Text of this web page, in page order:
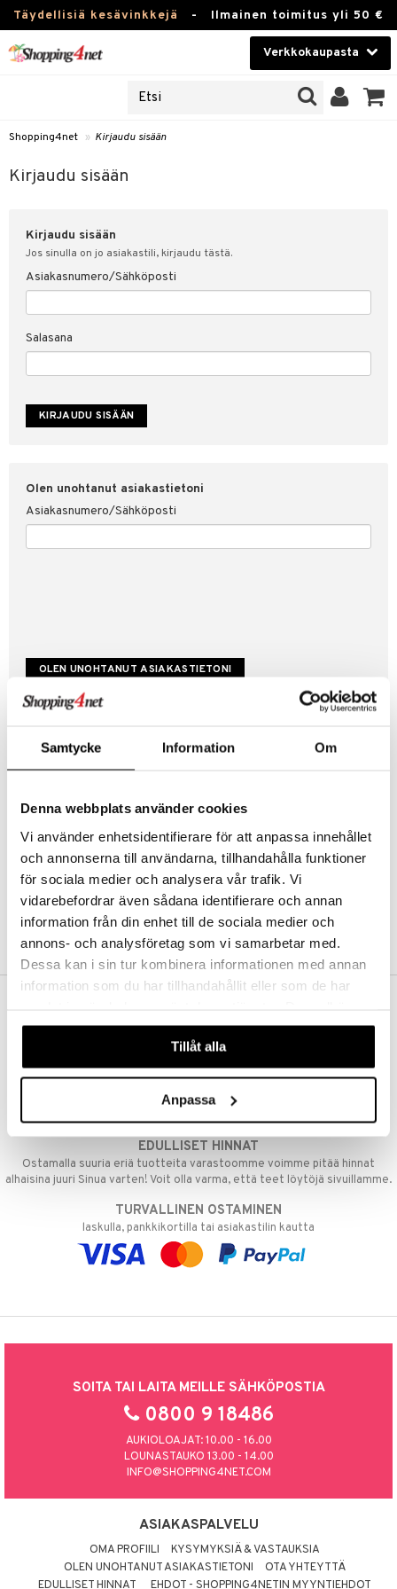
Samtycke Information Om
Denna webbplats använder cookies
Vi använder enhetsidentifierare för att anpassa innehållet
och annonserna till användarna, tillhandahålla funktioner
för sociala medier och analysera vår trafik. Vi
vidarebefordrar även sådana identifierare och annan
information från din enhet till de sociala medier och
annons- och analysföretag som vi samarbetar med.
Dessa kan i sin tur kombinera informationen med annan
information som du har tillhandahållit eller som de har
våra cookies vid fortsatt användande av vår webbplats.
Tillåt alla
Anpassa
Täydellisiä kesävinkkejä - Ilmainen toimitus yli 50 €
Verkkokaupasta
Piilolinssit
Luontaistuotteet
Fitness
Koti & Sisustus
Lelut, Lapsi & Vauva
Tuotemerkkejä
Shopping4net » Kirjaudu sisään
Kirjaudu sisään
Kirjaudu sisään
Jos sinulla on jo asiakastili, kirjaudu tästä.
Asiakasnumero/Sähköposti
Salasana
Olen unohtanut asiakastietoni
Asiakasnumero/Sähköposti
Luo uusi asiakas
Hyviä tarjouksia
Kestotilaus
Arvostele tuotteita
Toivelistat
LUO ASIAKAS
sisään
& vastauksia
myyntiehdot
suojaus
Aina maksuton vaihtoehto, huolimatta siitä ostatko yksittäisen
tuotteen tai koko tilauksellesi joka ylittää 50 €.
NOPEAT TOIMITUKSET
Ennen kello 13.00 tehdyt tilaukset lähetetään normaalisti samana
EDULLISET HINNAT
Ostamalla suuria eriä tuotteita varastoomme voimme pitää hinnat
alhaisina juuri Sinua varten! Voit olla varma, että teet löytöjä sivuillamme.
TURVALLINEN OSTAMINEN
laskulla, pankkikortilla tai asiakastilin kautta
SOITA TAI LAITA MEILLE SÄHKÖPOSTIA
0800 9 18486
AUKIOLOAJAT: 10.00 - 16.00
LOUNASTAUKO 13.00 - 14.00
INFO@SHOPPING4NET.COM
ASIAKASPALVELU
OMA PROFIILI
KYSYMYKSIÄ & VASTAUKSIA
OLEN UNOHTANUT ASIAKASTIETONI
OTA YHTEYTTÄ
EDULLISET HINNAT
EHDOT - SHOPPING4NETIN MYYNTIEHDOT